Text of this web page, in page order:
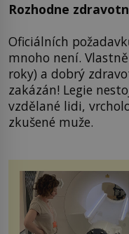
Rozhodne
Oficiálních
mnoho není.
roky) a dobrý
zakázán! Legie
vzdělané lidi,
zkušené muže.